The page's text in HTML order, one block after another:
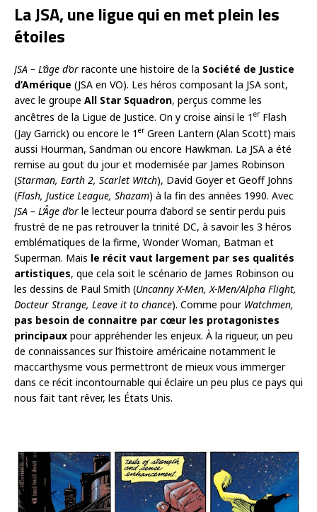
La JSA, une ligue qui en met plein les
étoiles
JSA – L’âge d’or raconte une histoire de la Société de Justice
d’Amérique (JSA en VO). Les héros composant la JSA sont,
avec le groupe All Star Squadron, perçus comme les
ancêtres de la Ligue de Justice. On y croise ainsi le 1 erFlash
(Jay Garrick) ou encore le 1 erGreen Lantern (Alan Scott) mais
aussi Hourman, Sandman ou encore Hawkman. La JSA a été
remise au gout du jour et modernisée par James Robinson
(Starman, Earth 2, Scarlet Witch), David Goyer et Geoff Johns
(Flash, Justice League, Shazam) à la fin des années 1990. Avec
JSA – L’Âge d’or le lecteur pourra d’abord se sentir perdu puis
frustré de ne pas retrouver la trinité DC, à savoir les 3 héros
emblématiques de la firme, Wonder Woman, Batman et
Superman. Mais le récit vaut largement par ses qualités
artistiques, que cela soit le scénario de James Robinson ou
les dessins de Paul Smith (Uncanny X-Men, X-Men/Alpha Flight,
Docteur Strange, Leave it to chance). Comme pour Watchmen,
pas besoin de connaitre par cœur les protagonistes
principaux pour appréhender les enjeux. À la rigueur, un peu
de connaissances sur l’histoire américaine notamment le
maccarthysme vous permettront de mieux vous immerger
dans ce récit incontournable qui éclaire un peu plus ce pays qui
nous fait tant rêver, les États Unis.